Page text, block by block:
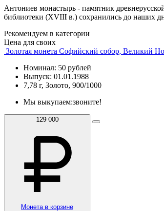
Антониев монастырь - памятник
библиотеки (XVIII в.) сохранились до наших
Рекомендуем в категории
Цена для своих
Золотая монета Софийский собор, Великий
Номинал: 50 рублей
Выпуск: 01.01.1988
7,78 г, Золото, 900/1000
Мы выкупаем:звоните!
129 000
Монета в корзине